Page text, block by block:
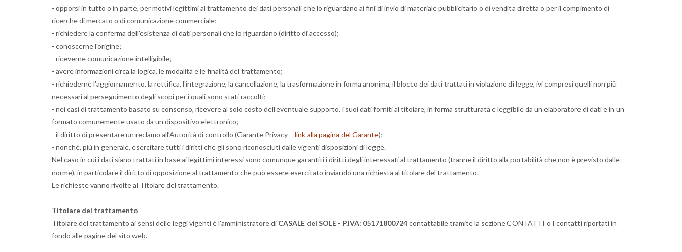
- opporsi in tutto o in parte, per motivi legittimi al trattamento dei dati personali che lo riguardano ai fini di invio di materiale pubblicitario o di vendita diretta o per il compimento di
ricerche di mercato o di comunicazione commerciale;
- richiedere la conferma dell'esistenza di dati personali che lo riguardano (diritto di accesso);
- conoscerne l'origine;
- riceverne comunicazione intelligibile;
- avere informazioni circa la logica, le modalità e le finalità del trattamento;
- richiederne l'aggiornamento, la rettifica, l'integrazione, la cancellazione, la trasformazione in forma anonima, il blocco dei dati trattati in violazione di legge, ivi compresi quelli non più
necessari al perseguimento degli scopi per i quali sono stati raccolti;
- nei casi di trattamento basato su consenso, ricevere al solo costo dell’eventuale supporto, i suoi dati forniti al titolare, in forma strutturata e leggibile da un elaboratore di dati e in un
formato comunemente usato da un dispositivo elettronico;
- il diritto di presentare un reclamo all’Autorità di controllo (Garante Privacy – link alla pagina del Garante);
- nonché, più in generale, esercitare tutti i diritti che gli sono riconosciuti dalle vigenti disposizioni di legge.
Nel caso in cui i dati siano trattati in base ai legittimi interessi sono comunque garantiti i diritti degli interessati al trattamento (tranne il diritto alla portabilità che non è previsto dalle
norme), in particolare il diritto di opposizione al trattamento che può essere esercitato inviando una richiesta al titolare del trattamento.
Le richieste vanno rivolte al Titolare del trattamento.
Titolare del trattamento
Titolare del trattamento ai sensi delle leggi vigenti è l'amministratore di CASALE del SOLE - P.IVA: 05171800724contattabile tramite la sezione CONTATTI o I contatti riportati in
fondo alle pagine del sito web.